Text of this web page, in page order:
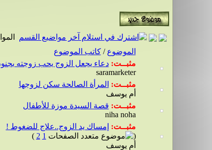
الموضوع / كاتب الموضوع
مثبــت: دعاء يجعل الزوج يحب زوجته
saramarketer
مثبــت: المرأة الصالحة سكن لزوجها
أم يوسف
مثبــت: قصة السيدة موزة للأطفال
niha noha
مثبــت: إمساك يد الزوج..علاج للضغوط !
(
1
2
)
أم يوسف